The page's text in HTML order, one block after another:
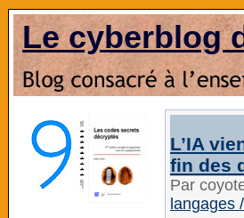
Le cyberblog
L’IA
fin des
Par
langages